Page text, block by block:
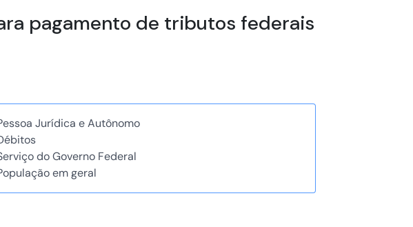
pagamento de tributos federais
Jurídica e Autônomo
do Governo Federal
em geral